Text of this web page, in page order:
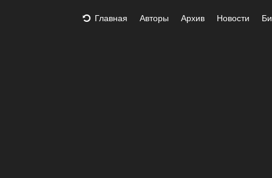
Главная Авторы Архив Новости